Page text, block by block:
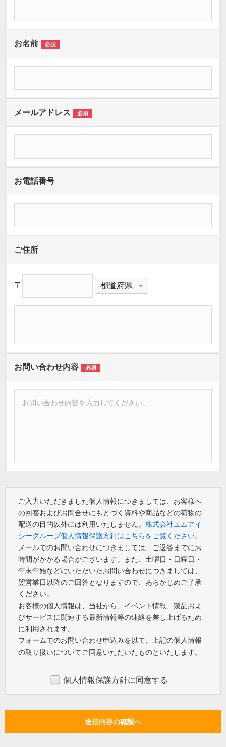
お名前 必須
メールアドレス 必須
お電話番号
ご住所
〒
お問い合わせ内容 必須
ご入力いただきました個人情報につきましては、お客様へ
の回答およびお問合せにもとづく資料や商品などの荷物の
配送の目的以外には利用いたしません。 株式会社エムアイ
シーグループ個人情報保護方針はこちらをご覧ください。
メールでのお問い合わせにつきましては、ご返答までにお
時間がかかる場合がございます。また、土曜日・日曜日・
年末年始などにいただいたお問い合わせにつきましては、
翌営業日以降のご回答となりますので、あらかじめご了承
ください。
お客様の個人情報は、当社から、イベント情報、製品およ
びサービスに関連する最新情報等の連絡を差し上げるため
に利用されます。
フォームでのお問い合わせ申込みを以て、上記の個人情報
の取り扱いについてご同意いただいたものといたします。
個人情報保護方針に同意する